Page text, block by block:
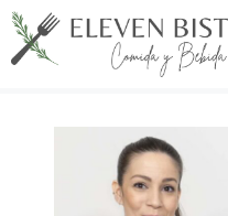
Saltar
al
contenido